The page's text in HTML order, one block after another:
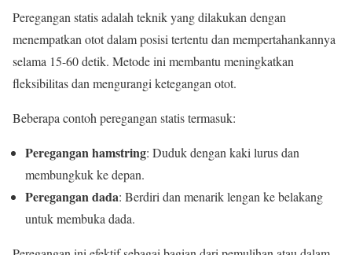
Peregangan statis adalah teknik yang dilakukan dengan
menempatkan otot dalam posisi tertentu dan mempertahankannya
selama 15-60 detik. Metode ini membantu meningkatkan
fleksibilitas dan mengurangi ketegangan otot.
Beberapa contoh peregangan statis termasuk:
Peregangan hamstring: Duduk dengan kaki lurus dan
membungkuk ke depan.
Peregangan dada: Berdiri dan menarik lengan ke belakang
untuk membuka dada.